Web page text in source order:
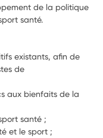
de la politique
santé.
existants, afin de
de
aux bienfaits de la
santé ;
et le sport ;